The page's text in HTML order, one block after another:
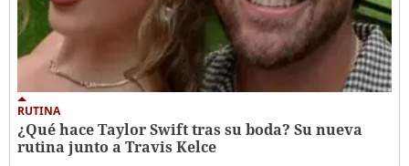
RUTINA
¿Qué hace Taylor Swift tras su boda? Su nueva
rutina junto a Travis Kelce